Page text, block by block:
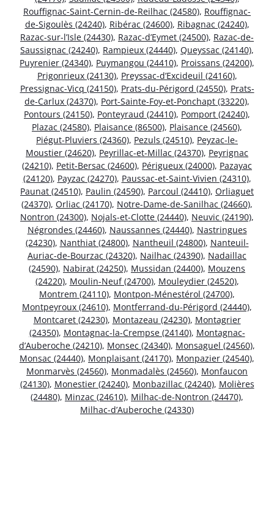
Rouffignac-Saint-Cernin-de-Reilhac (24580), Rouffignac-
de-Sigoulès (24240), Ribérac (24600), Ribagnac (24240),
Razac-sur-l’Isle (24430), Razac-d’Eymet (24500), Razac-de-
Saussignac (24240), Rampieux (24440), Queyssac (24140),
Puyrenier (24340), Puymangou (24410), Proissans (24200),
Prigonrieux (24130), Preyssac-d’Excideuil (24160),
Pressignac-Vicq (24150), Prats-du-Périgord (24550), Prats-
de-Carlux (24370), Port-Sainte-Foy-et-Ponchapt (33220),
Pontours (24150), Ponteyraud (24410), Pomport (24240),
Plazac (24580), Plaisance (86500), Plaisance (24560),
Piégut-Pluviers (24360), Pezuls (24510), Peyzac-le-
Moustier (24620), Peyrillac-et-Millac (24370), Peyrignac
(24210), Petit-Bersac (24600), Périgueux (24000), Pazayac
(24120), Payzac (24270), Paussac-et-Saint-Vivien (24310),
Paunat (24510), Paulin (24590), Parcoul (24410), Orliaguet
(24370), Orliac (24170), Notre-Dame-de-Sanilhac (24660),
Nontron (24300), Nojals-et-Clotte (24440), Neuvic (24190),
Négrondes (24460), Naussannes (24440), Nastringues
(24230), Nanthiat (24800), Nantheuil (24800), Nanteuil-
Auriac-de-Bourzac (24320), Nailhac (24390), Nadaillac
(24590), Nabirat (24250), Mussidan (24400), Mouzens
(24220), Moulin-Neuf (24700), Mouleydier (24520),
Montrem (24110), Montpon-Ménestérol (24700),
Montpeyroux (24610), Montferrand-du-Périgord (24440),
Montcaret (24230), Montazeau (24230), Montagrier
(24350), Montagnac-la-Crempse (24140), Montagnac-
d’Auberoche (24210), Monsec (24340), Monsaguel (24560),
Monsac (24440), Monplaisant (24170), Monpazier (24540),
Monmarvès (24560), Monmadalès (24560), Monfaucon
(24130), Monestier (24240), Monbazillac (24240), Molières
(24480), Minzac (24610), Milhac-de-Nontron (24470),
Milhac-d’Auberoche (24330)